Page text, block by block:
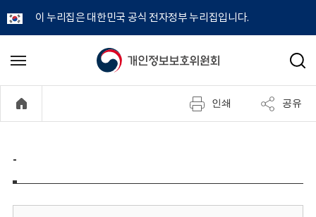
이 누리집은 대한민국 공식 전자정부 누리집입니다.
개
정
보
메
기
검
인쇄 공유
-